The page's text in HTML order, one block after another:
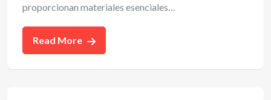
proporcionan materiales esenciales…
Read More